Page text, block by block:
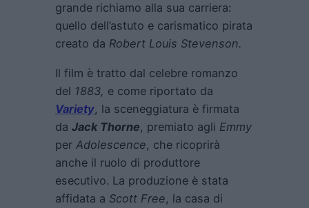
grande richiamo alla sua carriera:
quello dell’astuto e carismatico pirata
creato da Robert Louis Stevenson.
Il film è tratto dal celebre romanzo
del 1883, e come riportato da
Variety, la sceneggiatura è firmata
da Jack Thorne, premiato agli Emmy
per Adolescence, che ricoprirà
anche il ruolo di produttore
esecutivo. La produzione è stata
affidata a Scott Free, la casa di